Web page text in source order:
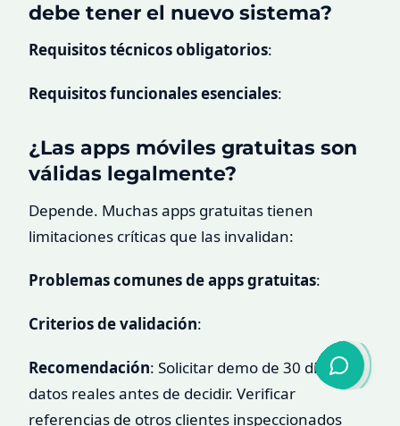
debe tener el nuevo sistema?
Requisitos técnicos obligatorios:
Requisitos funcionales esenciales:
¿Las apps móviles gratuitas son
válidas legalmente?
Depende. Muchas apps gratuitas tienen
limitaciones críticas que las invalidan:
Problemas comunes de apps gratuitas:
Criterios de validación:
Recomendación: Solicitar demo de 30 días con
datos reales antes de decidir. Verificar
referencias de otros clientes inspeccionados